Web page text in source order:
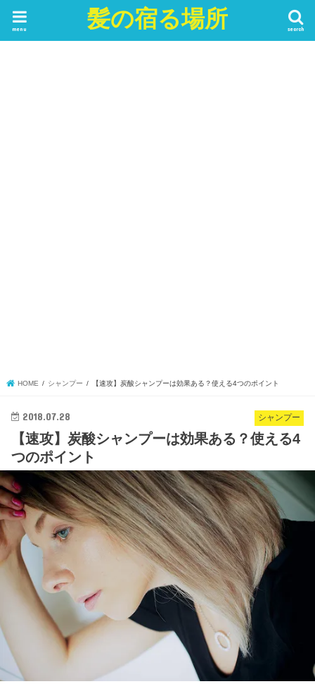
髪の宿る場所 search
menu
HOME シャンプー 【速攻】炭酸シャンプーは効果ある？使える4つのポイント
シャンプー
2018.07.28
【速攻】炭酸シャンプーは効果ある？使える4
つのポイント